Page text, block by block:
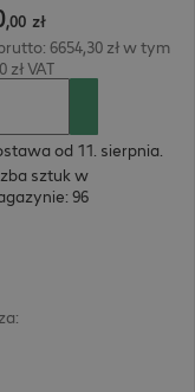
:
,00 zł
6654,30 zł w tym
zł VAT
od 11. sierpnia.
sztuk w
96